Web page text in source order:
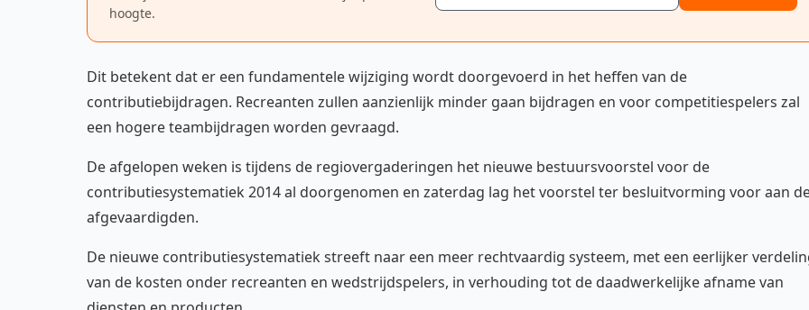
hoogte.
Dit betekent dat er een fundamentele wijziging wordt doorgevoerd in het heffen van de
contributiebijdragen. Recreanten zullen aanzienlijk minder gaan bijdragen en voor competitiespelers zal
een hogere teambijdragen worden gevraagd.
De afgelopen weken is tijdens de regiovergaderingen het nieuwe bestuursvoorstel voor de
contributiesystematiek 2014 al doorgenomen en zaterdag lag het voorstel ter besluitvorming voor aan
afgevaardigden.
De nieuwe contributiesystematiek streeft naar een meer rechtvaardig systeem, met een eerlijker
van de kosten onder recreanten en wedstrijdspelers, in verhouding tot de daadwerkelijke afname van